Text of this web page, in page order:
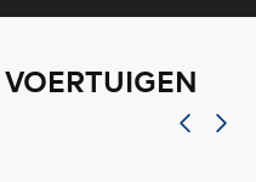
VOERTUIGEN